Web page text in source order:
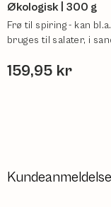
Økologisk | 300 g
Frø til spiring - kan bl.a.
bruges til salater, i
159,95 kr